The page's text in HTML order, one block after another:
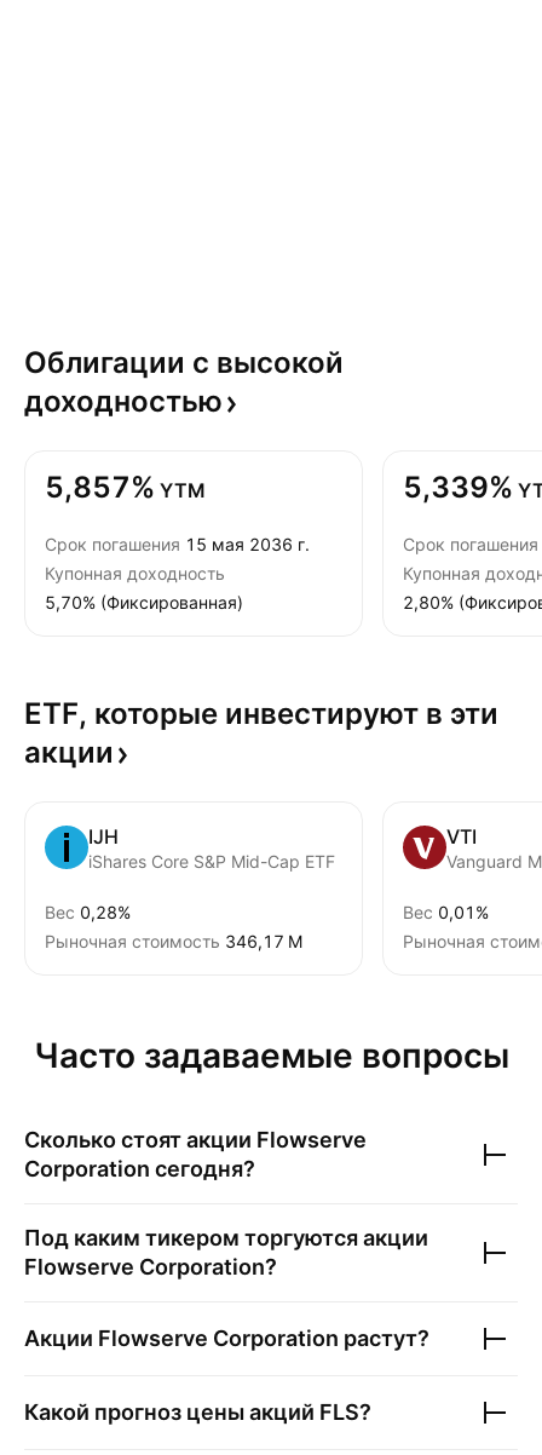
Облигации с высокой
доходностью
5,857% YTM
Срок погашения 15 мая 2036 г.
Купонная доходность
5,70% (Фиксированная)
5,339%
Срок погашения
Купонная
2,80%
ETF, которые инвестируют в эти
акции
IJH
iShares Core S&P Mid-Cap ETF
Вес 0,28%
Рыночная стоимость ‪346,17 M‬
VTI
Вес 0,01%
Рыночная
Часто задаваемые вопросы
Сколько стоят акции Flowserve
Corporation сегодня?
Под каким тикером торгуются акции
Flowserve Corporation?
Акции Flowserve Corporation растут?
Какой прогноз цены акций FLS?